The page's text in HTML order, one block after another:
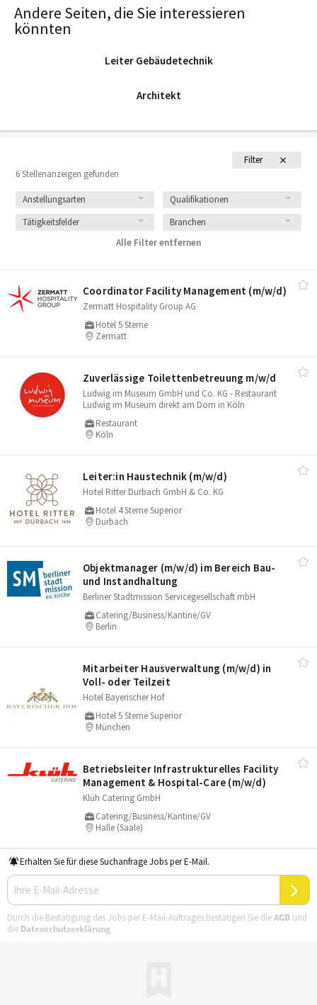
Filter
6 Stellenanzeigen gefunden
Anstellungsarten
Qualifikationen
Tätigkeitsfelder
Branchen
Alle Filter entfernen
Coordinator Facility Management (m/​w/​d)
Zermatt Hospitality Group AG
Hotel 5 Sterne
Zermatt
Zuverlässige Toilettenbetreuung m/​w/​d
Ludwig im Museum GmbH und Co. KG - Restaurant
Ludwig im Museum direkt am Dom in Köln
Restaurant
Köln
Leiter:in Haustechnik (m/​w/​d)
Hotel Ritter Durbach GmbH & Co. KG
Hotel 4 Sterne Superior
Durbach
Objektmanager (m/​w/​d) im Bereich Bau-
und Instandhaltung
Berliner Stadtmission Servicegesellschaft mbH
Catering/Business/Kantine/GV
Berlin
Mitarbeiter Hausverwaltung (m/​w/​d) in
Voll- oder Teilzeit
Hotel Bayerischer Hof
Hotel 5 Sterne Superior
München
Betriebsleiter Infrastrukturelles Facility
Management & Hospital-Care (m/​w/​d)
Klüh Catering GmbH
Catering/Business/Kantine/GV
Halle (Saale)
Erhalten Sie für diese Suchanfrage Jobs per E-Mail.
Durch die Bestätigung des Jobs per E-Mail-Auftrages bestätigen Sie dieAGB und
die Datenschutzerklärung
Andere Seiten, die Sie interessieren
könnten
Leiter Gebäudetechnik
Architekt